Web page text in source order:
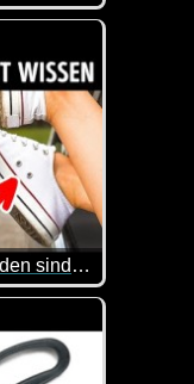
deiner Bordkarte
Warum Essstäbchen verbunden sind und 15 weitere verborgene Funktionen von Alltagsgegenständen
werden mal